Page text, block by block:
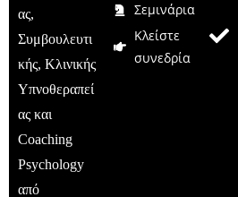
ας,
Συμβουλευτι
κής, Κλινικής
Υπνοθεραπεί
ας και
Coaching
Psychology
από
Σεμινάρια
Κλείστε
συνεδρία